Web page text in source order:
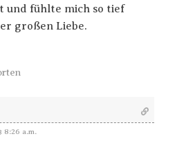
und fühlte mich so tief
großen Liebe.
8:26 a.m.